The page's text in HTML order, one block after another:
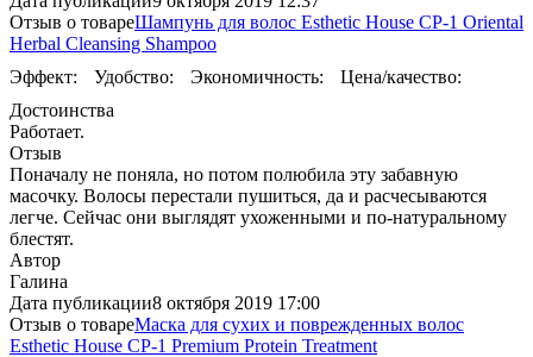
Отзыв о товареШампунь для волос Esthetic House CP-1 Oriental
Herbal Cleansing Shampoo
Эффект:
Удобство: Экономичность:
Цена/качество:
Достоинства
Работает.
Отзыв
Поначалу не поняла, но потом полюбила эту забавную
масочку. Волосы перестали пушиться, да и расчесываются
легче. Сейчас они выглядят ухоженными и по-натуральному
блестят.
Автор
Галина
Дата публикации8 октября 2019 17:00
Отзыв о товареМаска для сухих и поврежденных волос
Esthetic House CP-1 Premium Protein Treatment